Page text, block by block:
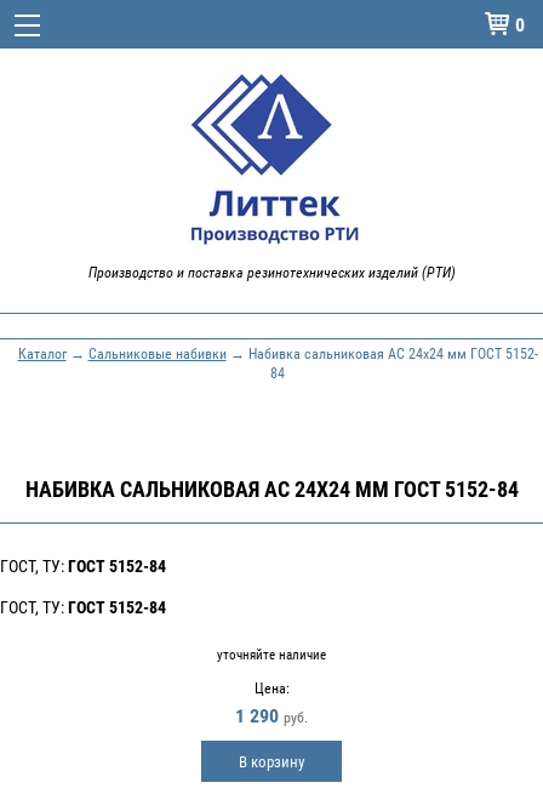
 0
Производство и поставка резинотехнических изделий (РТИ)
Каталог→ Сальниковые набивки→ Набивка сальниковая АС 24х24 мм ГОСТ 5152-
84
НАБИВКА САЛЬНИКОВАЯ АС 24Х24 ММ ГОСТ 5152-84
ГОСТ, ТУ:ГОСТ 5152-84
ГОСТ, ТУ:ГОСТ 5152-84
уточняйте наличие
Цена:
1 290 руб.
В корзину